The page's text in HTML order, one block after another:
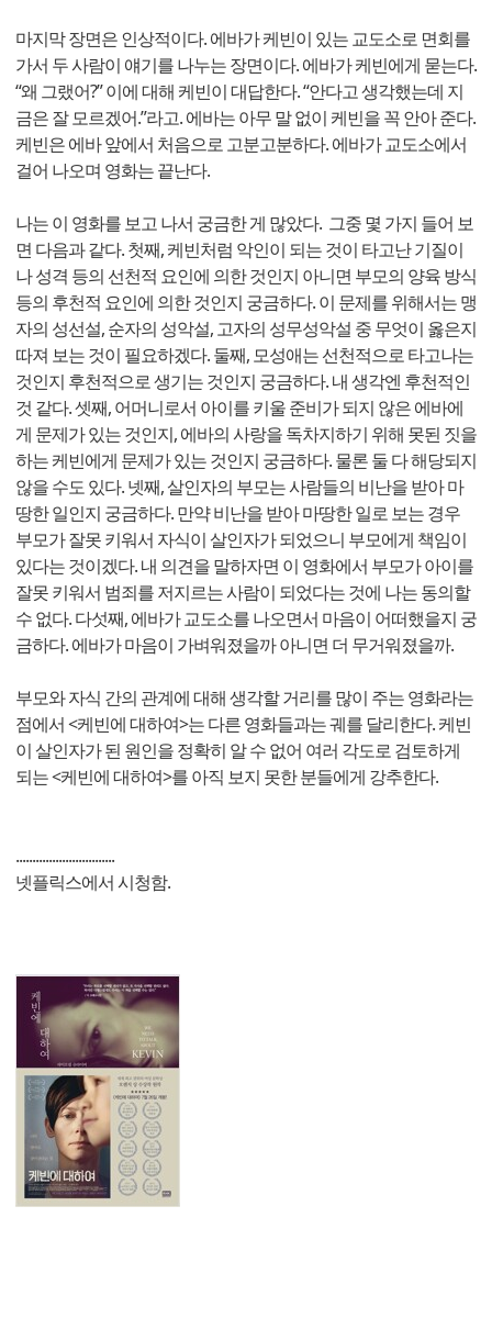
마지막 장면은 인상적이다. 에바가 케빈이 있는 교도소로 면회를
가서 두 사람이 얘기를 나누는 장면이다. 에바가 케빈에게 묻는다.
“왜 그랬어?” 이에 대해 케빈이 대답한다. “안다고 생각했는데 지
금은 잘 모르겠어.”라고. 에바는 아무 말 없이 케빈을 꼭 안아 준다.
케빈은 에바 앞에서 처음으로 고분고분하다. 에바가 교도소에서
걸어 나오며 영화는 끝난다.
나는 이 영화를 보고 나서 궁금한 게 많았다. 그중 몇 가지 들어 보
면 다음과 같다. 첫째, 케빈처럼 악인이 되는 것이 타고난 기질이
나 성격 등의 선천적 요인에 의한 것인지 아니면 부모의 양육 방식
등의 후천적 요인에 의한 것인지 궁금하다. 이 문제를 위해서는 맹
자의 성선설, 순자의 성악설, 고자의 성무성악설 중 무엇이 옳은지
따져 보는 것이 필요하겠다. 둘째, 모성애는 선천적으로 타고나는
것인지 후천적으로 생기는 것인지 궁금하다. 내 생각엔 후천적인
것 같다. 셋째, 어머니로서 아이를 키울 준비가 되지 않은 에바에
게 문제가 있는 것인지, 에바의 사랑을 독차지하기 위해 못된 짓을
하는 케빈에게 문제가 있는 것인지 궁금하다. 물론 둘 다 해당되지
않을 수도 있다. 넷째, 살인자의 부모는 사람들의 비난을 받아 마
땅한 일인지 궁금하다. 만약 비난을 받아 마땅한 일로 보는 경우
부모가 잘못 키워서 자식이 살인자가 되었으니 부모에게 책임이
있다는 것이겠다. 내 의견을 말하자면 이 영화에서 부모가 아이를
잘못 키워서 범죄를 저지르는 사람이 되었다는 것에 나는 동의할
수 없다. 다섯째, 에바가 교도소를 나오면서 마음이 어떠했을지 궁
금하다. 에바가 마음이 가벼워졌을까 아니면 더 무거워졌을까.
부모와 자식 간의 관계에 대해 생각할 거리를 많이 주는 영화라는
점에서 <케빈에 대하여>는 다른 영화들과는 궤를 달리한다. 케빈
이 살인자가 된 원인을 정확히 알 수 없어 여러 각도로 검토하게
되는 <케빈에 대하여>를 아직 보지 못한 분들에게 강추한다.
..............................
넷플릭스에서 시청함.